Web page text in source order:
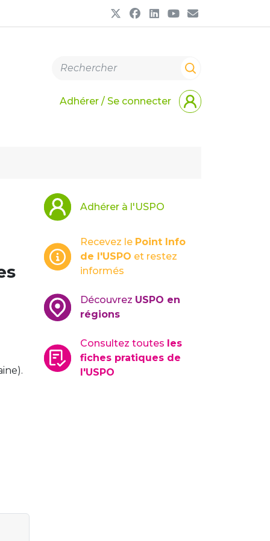
Adhérer / Se connecter
Adhérer à l'USPO
Recevez le Point Info
de l'USPO et restez
informés
Découvrez USPO en
régions
Consultez toutes les
fiches pratiques de
l'USPO